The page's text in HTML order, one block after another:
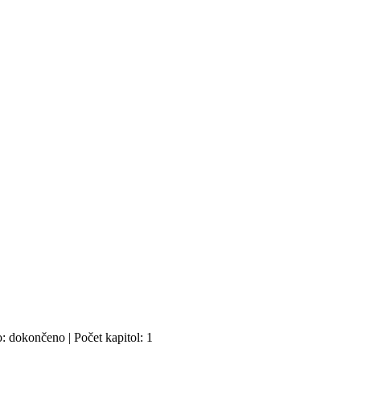
dokončeno | Počet kapitol: 1